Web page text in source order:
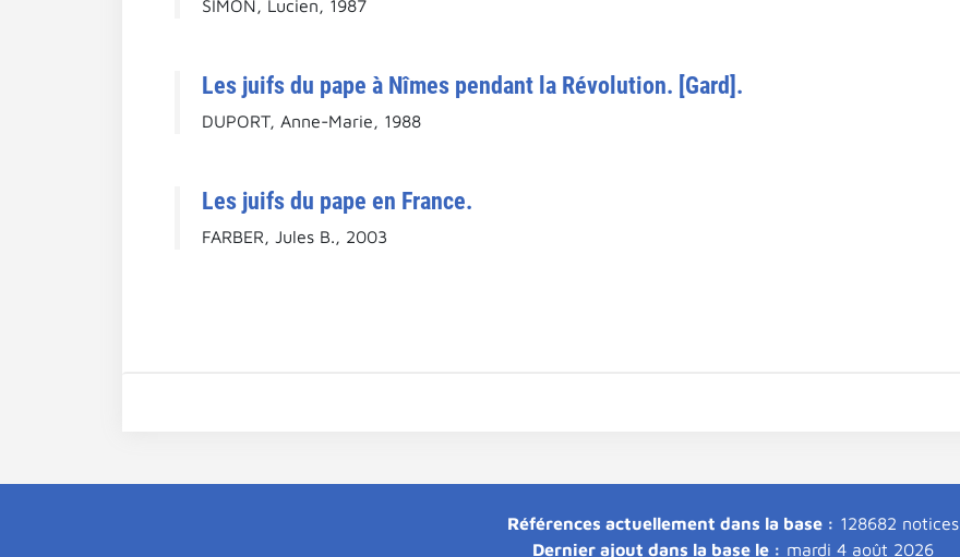
SIMON, Lucien, 1987
Les juifs du pape à Nîmes pendant la Révolution. [Gard].
DUPORT, Anne-Marie, 1988
Les juifs du pape en France.
FARBER, Jules B., 2003
Références actuellement dans la base : 128682 notices
Dernier ajout dans la base le : mardi 4 août 2026